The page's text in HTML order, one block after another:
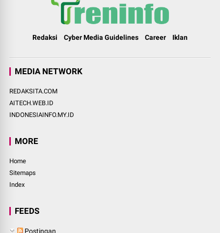
Redaksi Cyber Media Guidelines Career Iklan
MEDIA NETWORK
REDAKSITA.COM
AITECH.WEB.ID
INDONESIAINFO.MY.ID
MORE
Home
Sitemaps
Index
FEEDS
Postingan